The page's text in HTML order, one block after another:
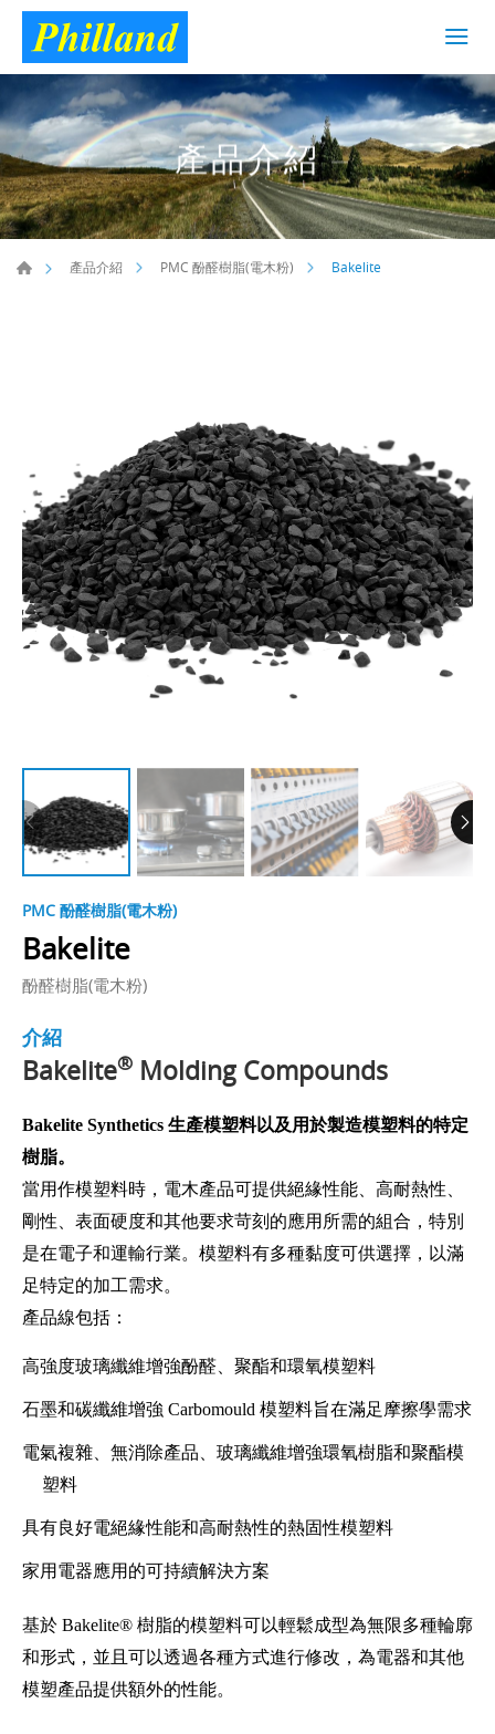
產品介紹
產品介紹 PMC 酚醛樹脂(電木粉) Bakelite
PMC 酚醛樹脂(電木粉)
Bakelite
酚醛樹脂(電木粉)
介紹
Bakelite® Molding Compounds
Bakelite Synthetics 生產模塑料以及用於製造模塑料的特定
樹脂。
當用作模塑料時，電木產品可提供絕緣性能、高耐熱性、
剛性、表面硬度和其他要求苛刻的應用所需的組合，特別
是在電子和運輸行業。模塑料有多種黏度可供選擇，以滿
足特定的加工需求。
產品線包括：
高強度玻璃纖維增強酚醛、聚酯和環氧模塑料
石墨和碳纖維增強 Carbomould 模塑料旨在滿足摩擦學需求
電氣複雜、無消除產品、玻璃纖維增強環氧樹脂和聚酯模
塑料
具有良好電絕緣性能和高耐熱性的熱固性模塑料
家用電器應用的可持續解決方案
基於 Bakelite® 樹脂的模塑料可以輕鬆成型為無限多種輪廓
和形式，並且可以透過各種方式進行修改，為電器和其他
模塑產品提供額外的性能。